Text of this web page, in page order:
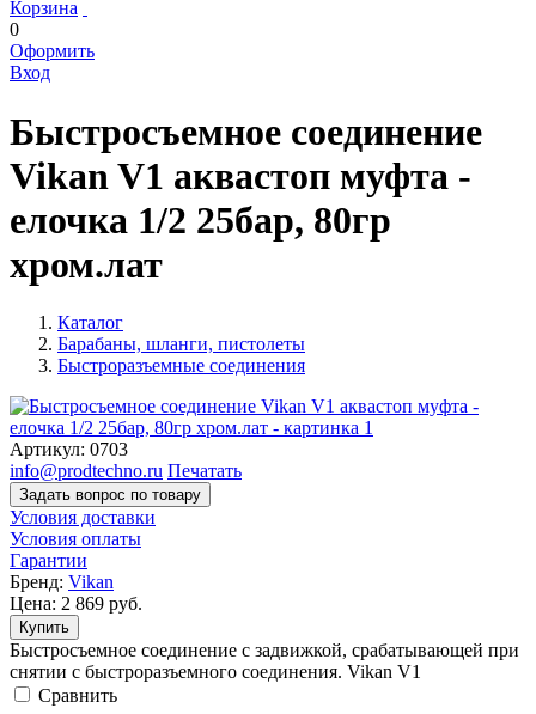
Корзина
0
Оформить
Вход
Быстросъемное соединение
Vikan V1 аквастоп муфта -
елочка 1/2 25бар, 80гр
хром.лат
Каталог
Барабаны, шланги, пистолеты
Быстроразъемные соединения
Артикул: 0703
info@prodtechno.ru Печатать
Задать вопрос по товару
Условия доставки
Условия оплаты
Гарантии
Бренд: Vikan
Цена: 2 869 руб.
Купить
Быстросъемное соединение с задвижкой, срабатывающей при
снятии с быстроразъемного соединения. Vikan V1
Cравнить